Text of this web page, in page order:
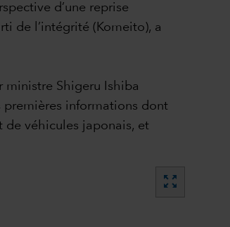
d’une reprise
de l’intégrité (Komeito), a
ministre Shigeru Ishiba
premières informations dont
de véhicules japonais, et
zoom_out_map